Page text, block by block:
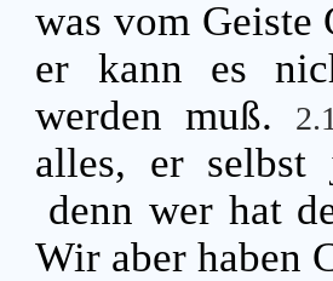
was vom Geiste
er kann es
werden muß.
alles, er
denn wer hat
Wir aber haben